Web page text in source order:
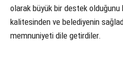
olarak büyük bir destek
kalitesinden ve belediyenin
memnuniyeti dile getirdiler.